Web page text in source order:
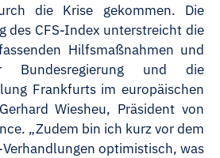
die Krise gekommen. Die
des CFS-Index unterstreicht die
Hilfsmaßnahmen und
Bundesregierung und die
Frankfurts im europäischen
Wiesheu, Präsident von
„Zudem bin ich kurz vor dem
optimistisch, was